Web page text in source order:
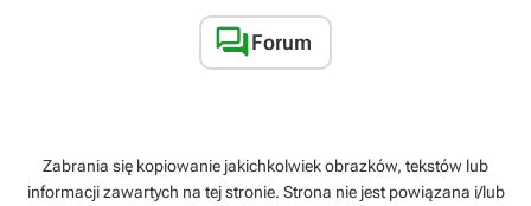
Forum
Zabrania się kopiowanie jakichkolwiek obrazków, tekstów lub
informacji zawartych na tej stronie. Strona nie jest powiązana i/lub